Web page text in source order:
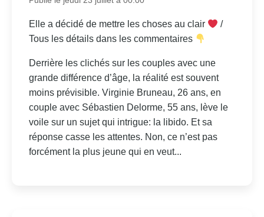
Elle a décidé de mettre les choses au clair
/
Tous les détails dans les commentaires
Derrière les clichés sur les couples avec une
grande différence d’âge, la réalité est souvent
moins prévisible. Virginie Bruneau, 26 ans, en
couple avec Sébastien Delorme, 55 ans, lève le
voile sur un sujet qui intrigue: la libido. Et sa
réponse casse les attentes. Non, ce n’est pas
forcément la plus jeune qui en veut...